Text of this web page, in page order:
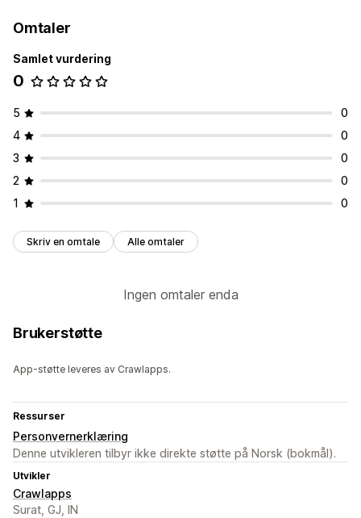
Varslingsinnstillinger
Analyser og rapportering
Lagersporing
Omtaler
Samlet vurdering
0
5
0
4
0
3
0
2
0
1
0
Skriv en omtale Alle omtaler
Ingen omtaler enda
Brukerstøtte
App-støtte leveres av Crawlapps.
Ressurser
Personvernerklæring
Denne utvikleren tilbyr ikke direkte støtte på Norsk (bokmål).
Utvikler
Crawlapps
Surat, GJ, IN